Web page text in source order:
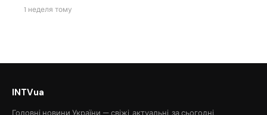
1 неделя тому
INTVua
Головні новини України — свіжі, актуальні, за сьогодні.